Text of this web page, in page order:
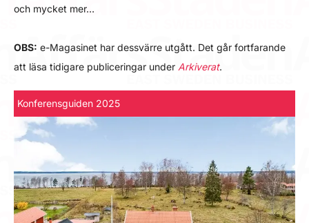
och mycket mer…
OBS: e-Magasinet har dessvärre utgått. Det går fortfarande
att läsa tidigare publiceringar under Arkiverat.
Konferensguiden 2025